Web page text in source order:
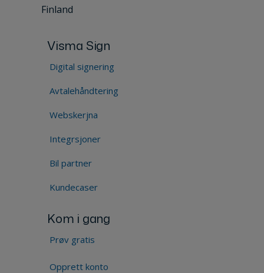
Finland
Visma Sign
Digital signering
Avtalehåndtering
Webskerjna
Integrsjoner
Bil partner
Kundecaser
Kom i gang
Prøv gratis
Opprett konto